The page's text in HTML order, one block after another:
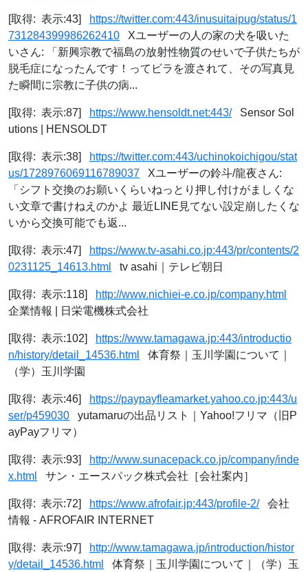
[取得: 表示:43]
https://twitter.com:443/inusuitaipug/status/1
731284399986262410 Xユーザーの人の家の犬を吸いた
いさん: 「新興宗教で福島の放射性物質のせいで子供たちが
脱毛症になったんです！ってビラを渡されて、その写真見
た瞬間に宗教に子供の病...
[取得: 表示:87] https://www.hensoldt.net:443/Sensor Sol
utions | HENSOLDT
[取得: 表示:38]
https://twitter.com:443/uchinokoichigou/stat
us/1728976069116789037 Xユーザーの鈴斗/龍夜さん:
「シフト交換のお願いくらいねっとり押し付けがましくな
い文章で書けねえのかよ 最近LINE見てない設定崩したくな
いから交換可能でも返...
[取得: 表示:47]
https://www.tv-asahi.co.jp:443/pr/contents/2
0231125_14613.html
tv asahi｜テレビ朝日
[取得: 表示:118]
http://www.nichiei-e.co.jp/company.html
企業情報 | 日栄電機株式会社
[取得: 表示:102]
https://www.tamagawa.jp:443/introductio
n/history/detail_14536.html
体育祭｜玉川学園について｜
（学）玉川学園
[取得: 表示:46]
https://paypayfleamarket.yahoo.co.jp:443/u
ser/p459030 yutamaruの出品リスト｜Yahoo!フリマ（旧P
ayPayフリマ）
[取得: 表示:93]
http://www.sunacepack.co.jp/company/inde
x.html
サン・エースパック株式会社［会社案内］
[取得: 表示:72] https://www.afrofair.jp:443/profile-2/会社
情報 - AFROFAIR INTERNET
[取得: 表示:97]
http://www.tamagawa.jp/introduction/histor
y/detail_14536.html
体育祭｜玉川学園について｜（学）玉